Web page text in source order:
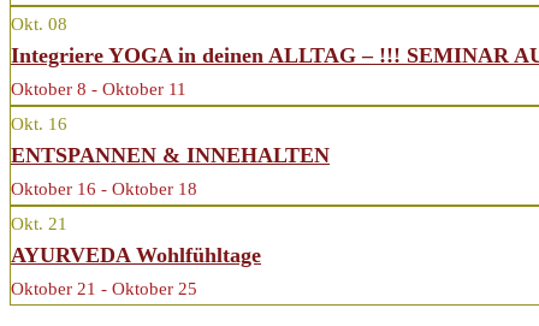
Okt. 08
Integriere YOGA in deinen ALLTAG – !!! SEMINAR
Oktober 8 - Oktober 11
Okt. 16
ENTSPANNEN & INNEHALTEN
Oktober 16 - Oktober 18
Okt. 21
AYURVEDA Wohlfühltage
Oktober 21 - Oktober 25